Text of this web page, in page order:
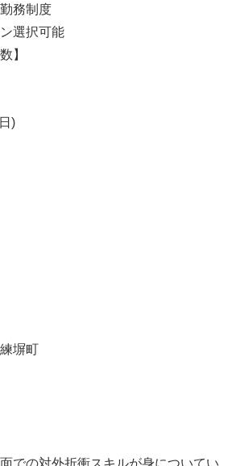
務制度
選択可能
】
)
塀町
での対外折衝スキルが身についてい